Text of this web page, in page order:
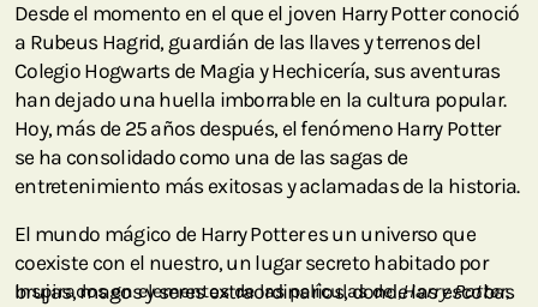
Desde el momento en el que el joven Harry Potter conoció
a Rubeus Hagrid, guardián de las llaves y terrenos del
Colegio Hogwarts de Magia y Hechicería, sus aventuras
han dejado una huella imborrable en la cultura popular.
Hoy, más de 25 años después, el fenómeno Harry Potter
se ha consolidado como una de las sagas de
entretenimiento más exitosas y aclamadas de la historia.
El mundo mágico de Harry Potter es un universo que
coexiste con el nuestro, un lugar secreto habitado por
brujas, magos y seres extraordinarios, donde las escobas
Inspirados en elementos de las películas de ,Harry Potter,